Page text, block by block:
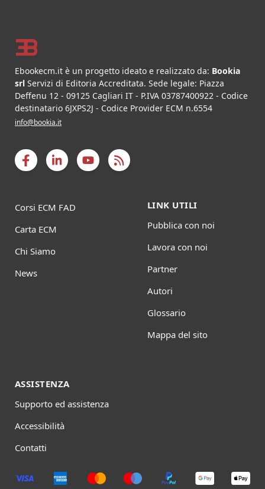
Ebookecm.it è un progetto ideato e realizzato da: Bookia
srl Servizi di Editoria Accreditata. Sede legale: Piazza
Deffenu 12 - 09125 Cagliari IT - P.IVA 03787400922 - Codice
destinatario 6JXPS2J - Codice Provider ECM n.6554
info@bookia.it
Corsi ECM FAD
Carta ECM
Chi Siamo
News
LINK UTILI
Pubblica con noi
Lavora con noi
Partner
Autori
Glossario
Mappa del sito
ASSISTENZA
Supporto ed assistenza
Accessibilità
Contatti